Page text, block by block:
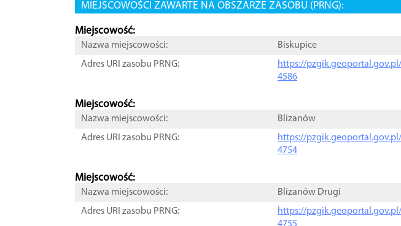
MIEJSCOWOŚCI ZAWARTE NA OBSZARZE ZASOBU (PRNG):
Miejscowość:
Nazwa miejscowości:
Biskupice
Adres URI zasobu PRNG:
https://pzgik.geoportal.gov.pl/
4586
Miejscowość:
Nazwa miejscowości:
Blizanów
Adres URI zasobu PRNG:
https://pzgik.geoportal.gov.pl/
4754
Miejscowość:
Nazwa miejscowości:
Blizanów Drugi
Adres URI zasobu PRNG:
https://pzgik.geoportal.gov.pl/